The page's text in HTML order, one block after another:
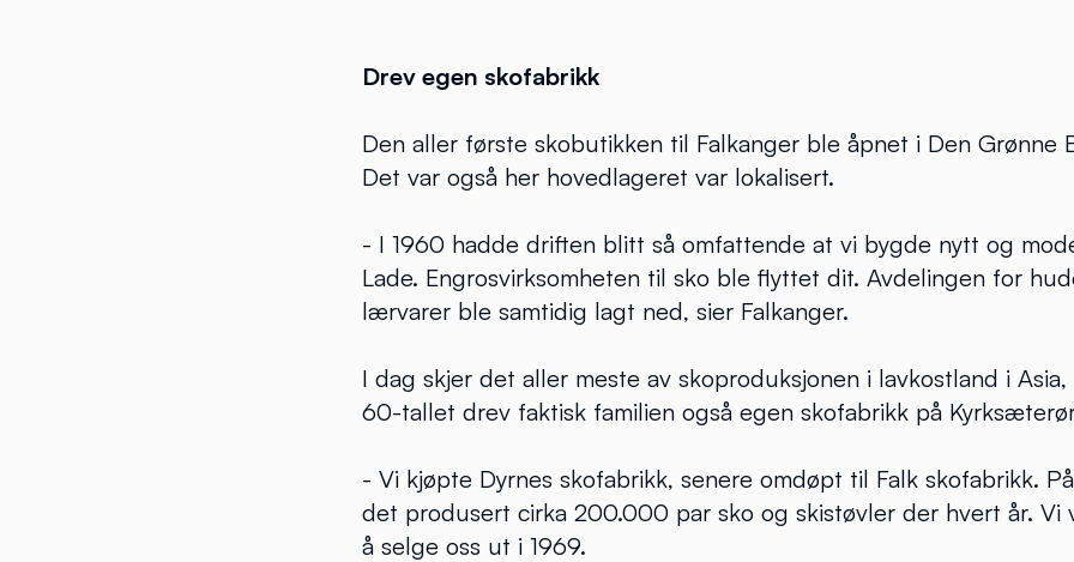
Drev egen skofabrikk
Den aller første skobutikken til Falkanger ble åpnet i Den Grønne
Det var også her hovedlageret var lokalisert.
- I 1960 hadde driften blitt så omfattende at vi bygde nytt og
Lade. Engrosvirksomheten til sko ble flyttet dit. Avdelingen for
lærvarer ble samtidig lagt ned, sier Falkanger.
I dag skjer det aller meste av skoproduksjonen i lavkostland i
60-tallet drev faktisk familien også egen skofabrikk på
- Vi kjøpte Dyrnes skofabrikk, senere omdøpt til Falk skofabrikk.
det produsert cirka 200.000 par sko og skistøvler der hvert år. Vi
å selge oss ut i 1969.